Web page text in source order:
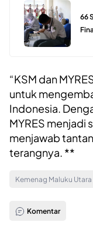
66
“KSM dan
untuk
Indonesia.
MYRES menjadi
menjawab
terangnya. **
Kemenag Maluku Utara
Komentar